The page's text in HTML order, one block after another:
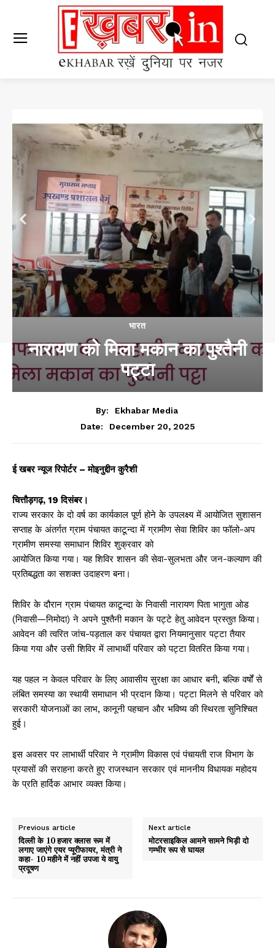
भारत
नारायण को मिला मकान का पुश्तैनी
पट्टा
By:
Ekhabar Media
Date:
December 20, 2025
ई खबर न्यूज रिपोर्टर – मोइनुद्दीन कुरैशी
चित्तौड़गढ़, 19 दिसंबर।
राज्य सरकार के दो वर्ष का कार्यकाल पूर्ण होने के उपलक्ष्य में आयोजित सुशासन
सप्ताह के अंतर्गत ग्राम पंचायत काटून्दा में ग्रामीण सेवा शिविर का फॉलो-अप
ग्रामीण समस्या समाधान शिविर शुक्रवार को
आयोजित किया गया। यह शिविर शासन की सेवा-सुलभता और जन-कल्याण की
प्रतिबद्धता का सशक्त उदाहरण बना।
शिविर के दौरान ग्राम पंचायत काटून्दा के निवासी नारायण पिता भागुता ओड
(निवासी—निमोदा) ने अपने पुश्तैनी मकान के पट्टे हेतु आवेदन प्रस्तुत किया।
आवेदन की त्वरित जांच-पड़ताल कर पंचायत द्वारा नियमानुसार पट्टा तैयार
किया गया और उसी शिविर में लाभार्थी परिवार को पट्टा वितरित किया गया।
यह पहल न केवल परिवार के लिए आवासीय सुरक्षा का आधार बनी, बल्कि वर्षों से
लंबित समस्या का स्थायी समाधान भी प्रदान किया। पट्टा मिलने से परिवार को
सरकारी योजनाओं का लाभ, कानूनी पहचान और भविष्य की स्थिरता सुनिश्चित
हुई।
इस अवसर पर लाभार्थी परिवार ने ग्रामीण विकास एवं पंचायती राज विभाग के
प्रयासों की सराहना करते हुए राजस्थान सरकार एवं माननीय विधायक महोदय
के प्रति हार्दिक आभार व्यक्त किया।
Previous article
दिल्ली के 10 हजार क्लास रूम में
लगाए जाएंगे एयर प्यूरीफायर, मंत्री ने
कहा- 10 महीने में नहीं उपजा ये वायु
प्रदूषण
Next article
मोटरसाइकिल आमने सामने भिड़ी दो
गम्भीर रूप से घायल